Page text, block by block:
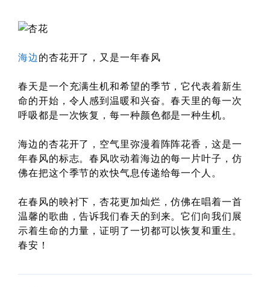
海边 的杏花开了，又是一年春风
春天是一个充满生机和希望的季节，它代表着新生
命的开始，令人感到温暖和兴奋。春天里的每一次
呼吸都是一次恢复，每一种颜色都是一种生机。
海边的杏花开了，空气里弥漫着阵阵花香，这是一
年春风的标志。春风吹动着海边的每一片叶子，仿
佛在把这个季节的欢快气息传递给每一个人。
在春风的映衬下，杏花更加灿烂，仿佛在唱着一首
温馨的歌曲，告诉我们春天的到来。它们向我们展
示着生命的力量，证明了一切都可以恢复和重生。
春安！